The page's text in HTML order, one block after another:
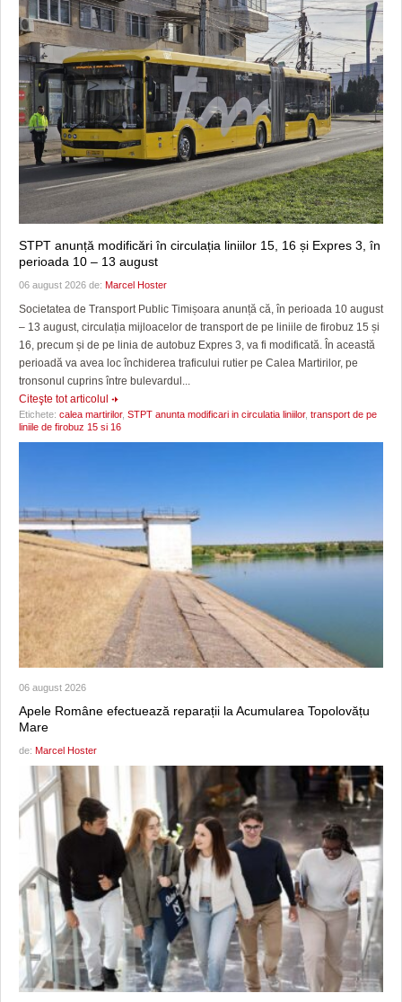
STPT anunță modificări în circulația liniilor 15, 16 și Expres 3, în
perioada 10 – 13 august
06 august 2026 de: Marcel Hoster
Societatea de Transport Public Timișoara anunță că, în perioada 10 august
– 13 august, circulația mijloacelor de transport de pe liniile de firobuz 15 și
16, precum și de pe linia de autobuz Expres 3, va fi modificată. În această
perioadă va avea loc închiderea traficului rutier pe Calea Martirilor, pe
tronsonul cuprins între bulevardul...
Citeşte tot articolul
Etichete: calea martirilor, STPT anunta modificari in circulatia liniilor, transport de pe
liniile de firobuz 15 si 16
06 august 2026
Apele Române efectuează reparații la Acumularea Topolovățu
Mare
de: Marcel Hoster